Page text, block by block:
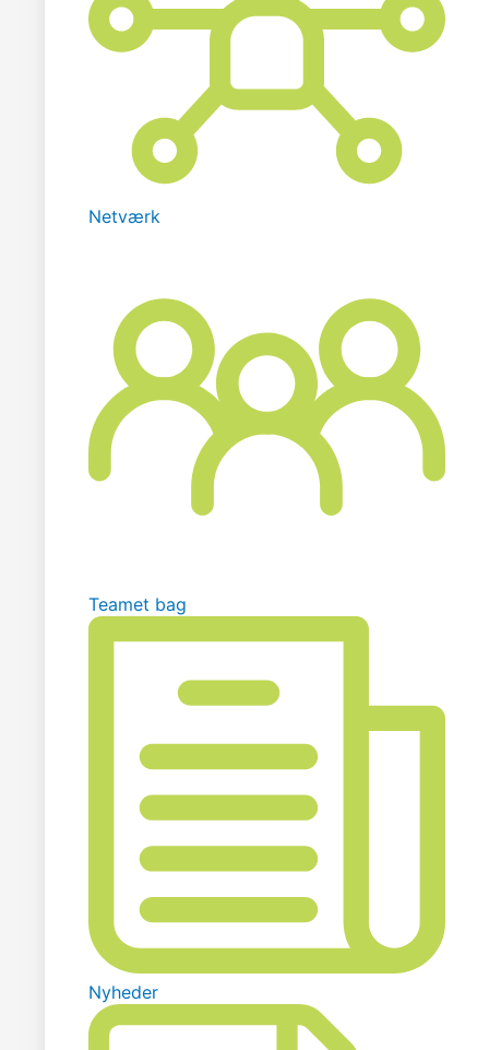
Netværk
Teamet bag
Nyheder